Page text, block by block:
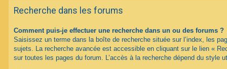
Recherche dans les forums
Comment puis-je effectuer une recherche dans un ou des forums ?
Saisissez un terme dans la boîte de recherche située sur l’index, les
sujets. La recherche avancée est accessible en cliquant sur le lien «
sur toutes les pages du forum. L’accès à la recherche dépend du style